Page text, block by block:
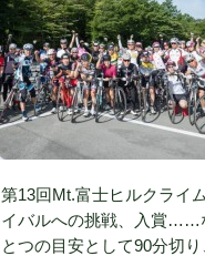
13回Mt.富士ヒルクライ
イバルへの挑戦、入賞……
つの目安として90分切